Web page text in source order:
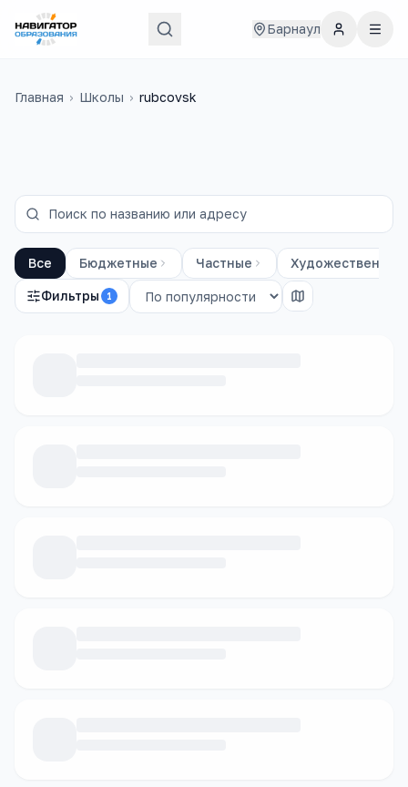
Барнаул
Главная › Школы › rubcovsk
Все Бюджетные Частные Художественные
Фильтры 1